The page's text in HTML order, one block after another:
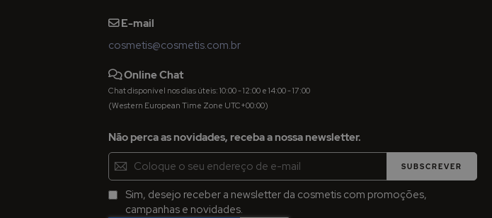
E-mail
cosmetis@cosmetis.com.br
Online Chat
Chat disponível nos dias úteis: 10:00 - 12:00 e 14:00 - 17:00
(Western European Time Zone UTC+00:00)
Não perca as novidades, receba a nossa newsletter.
Inscreva-
se
na
Newsletter:
SUBSCREVER
Sim, desejo receber a newsletter da cosmetis com promoções,
campanhas e novidades.